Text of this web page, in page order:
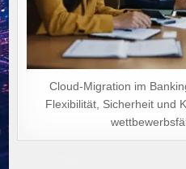
Cloud-Migration im
Flexibilität, Sicherheit und